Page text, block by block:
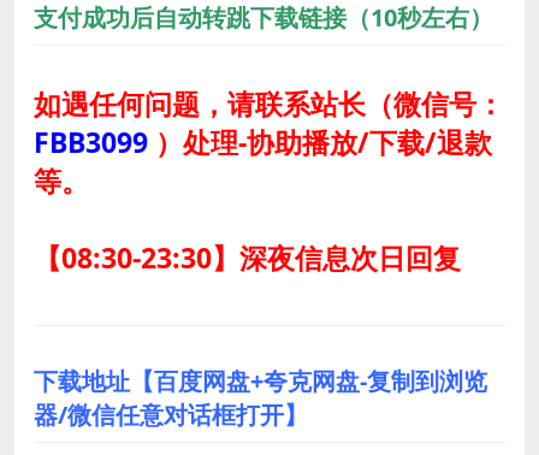
支付成功后自动转跳下载链接（10秒左右）
如遇任何问题，请联系站长（微信号：
FBB3099 ） 处理-协助播放/下载/退款
等。
【08:30-23:30】深夜信息次日回复
下载地址【百度网盘+夸克网盘-复制到浏览
器/微信任意对话框打开】